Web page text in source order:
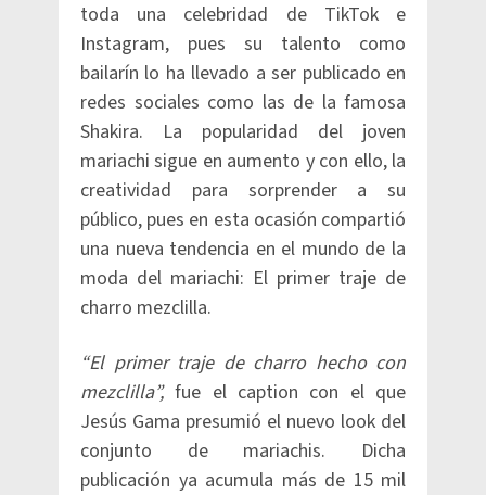
toda una celebridad de TikTok e
Instagram, pues su talento como
bailarín lo ha llevado a ser publicado en
redes sociales como las de la famosa
Shakira. La popularidad del joven
mariachi sigue en aumento y con ello, la
creatividad para sorprender a su
público, pues en esta ocasión compartió
una nueva tendencia en el mundo de la
moda del mariachi: El primer traje de
charro mezclilla.
“El primer traje de charro hecho con
mezclilla”,fue el caption con el que
Jesús Gama presumió el nuevo look del
conjunto de mariachis. Dicha
publicación ya acumula más de 15 mil